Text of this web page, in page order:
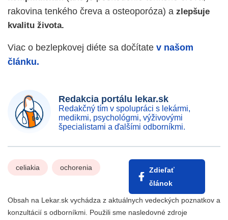
rakovina tenkého čreva a osteoporóza) a zlepšuje
kvalitu života.
Viac o bezlepkovej diéte sa dočítate v našom
článku.
Redakcia portálu lekar.sk
Redakčný tím v spolupráci s lekármi,
medikmi, psychológmi, výživovými
špecialistami a ďalšími odborníkmi.
celiakia ochorenia
Zdieľať
článok
Obsah na Lekar.sk vychádza z aktuálnych vedeckých poznatkov a
konzultácií s odborníkmi. Použili sme nasledovné zdroje